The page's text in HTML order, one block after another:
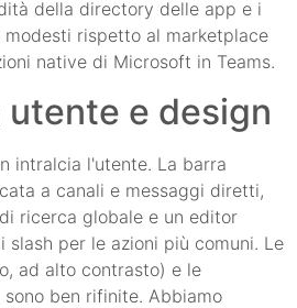
della directory delle app e i
rispetto al marketplace
native di Microsoft in Teams.
utente e design
intralcia l'utente. La barra
a canali e messaggi diretti,
ricerca globale e un editor
slash per le azioni più comuni. Le
ad alto contrasto) e le
ben rifinite. Abbiamo